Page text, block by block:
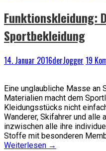
Funktionskleidung:
Sportbekleidung
14. Januar 2016derJogger 19
Eine unglaubliche Masse an
Materialien macht dem
Kleidungsstücks nicht
Wanderer, Skifahrer und alle
inzwischen alle ihre
Stoffe mit besonderen
Weiterlesen →